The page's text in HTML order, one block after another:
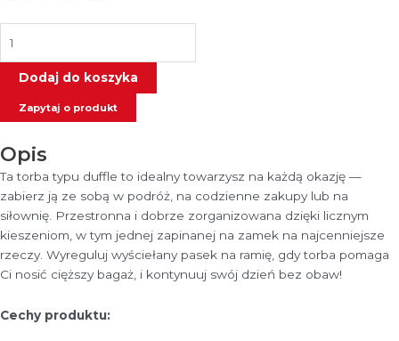
Torba
(sportowa/
STRAŻ
-
RATEL
WEAR
Dodaj do koszyka
Zapytaj o produkt
Opis
Ta torba typu duffle to idealny towarzysz na każdą okazję —
zabierz ją ze sobą w podróż, na codzienne zakupy lub na
siłownię. Przestronna i dobrze zorganizowana dzięki licznym
kieszeniom, w tym jednej zapinanej na zamek na najcenniejsze
rzeczy. Wyreguluj wyściełany pasek na ramię, gdy torba pomaga
Ci nosić cięższy bagaż, i kontynuuj swój dzień bez obaw!
Cechy produktu: